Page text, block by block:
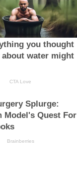
you thought
about water might
CTA Love
Splurge:
Model's Quest For
Brainberries